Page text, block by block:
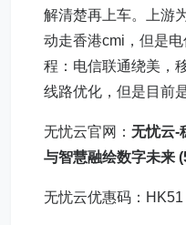
解清楚再上车。上游
动走香港cmi，但是
程：电信联通绕美，
线路优化，但是目前
无忧云官网： 无忧云-
与智慧融绘数字未来
无忧云优惠码：HK51